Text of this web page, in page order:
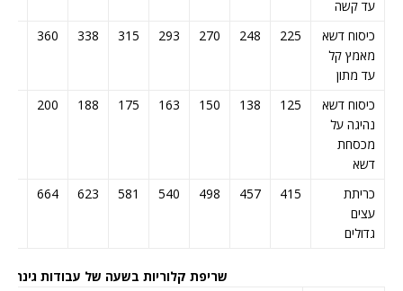
עד קשה
כיסוח דשא
מאמץ קל
עד מתון
225
248
270
293
315
338
360
כיסוח דשא
נהיגה על
מכסחת
דשא
125
138
150
163
175
188
200
כריתת
עצים
גדולים
415
457
498
540
581
623
664
שריפת קלוריות בשעה של עבודות גינה